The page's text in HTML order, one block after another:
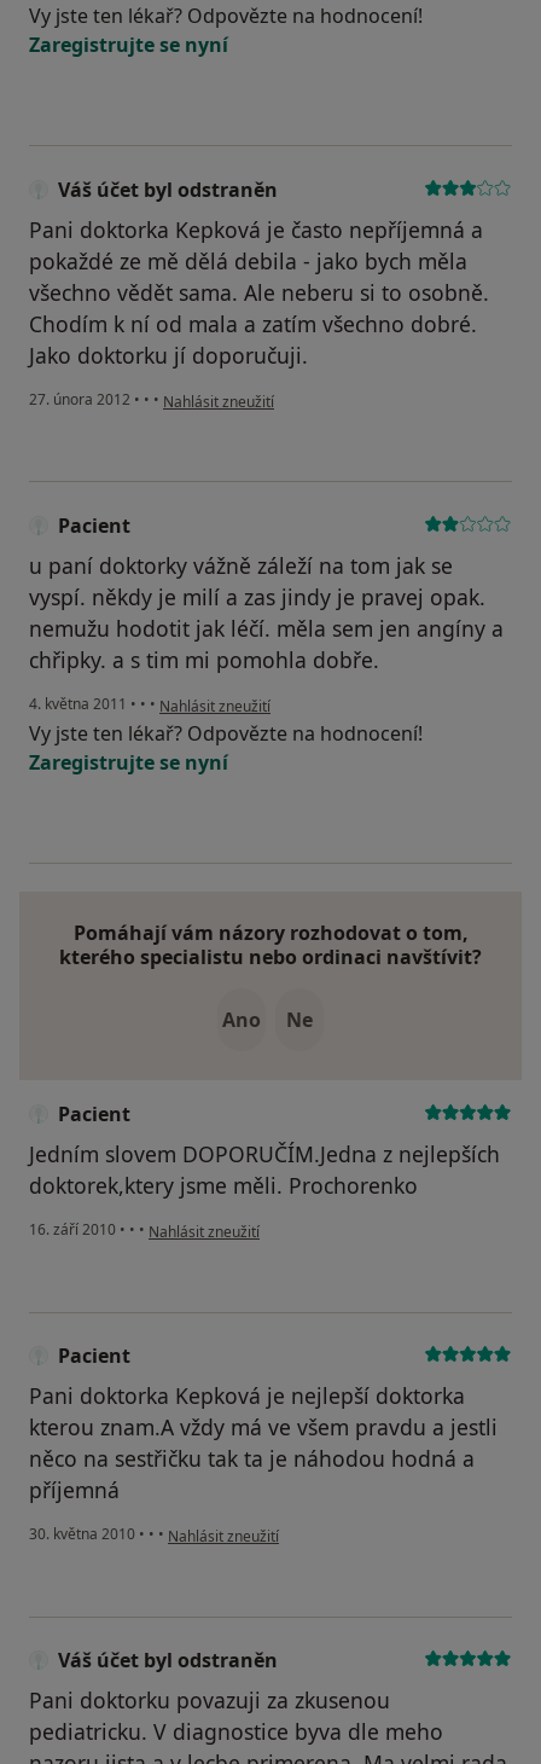
Vy jste ten lékař? Odpovězte na hodnocení!
Zaregistrujte se nyní
Váš účet byl odstraněn
Pani doktorka Kepková je často nepříjemná a
pokaždé ze mě dělá debila - jako bych měla
všechno vědět sama. Ale neberu si to osobně.
Chodím k ní od mala a zatím všechno dobré.
Jako doktorku jí doporučuji.
27. února 2012 • • • podle názoru uživatele Váš účet byl odstraněn
Nahlásit zneužití
Pacient
u paní doktorky vážně záleží na tom jak se
vyspí. někdy je milí a zas jindy je pravej opak.
nemužu hodotit jak léčí. měla sem jen angíny a
chřipky. a s tim mi pomohla dobře.
4. května 2011 • • • podle názoru uživatele Pacient
Nahlásit zneužití
Vy jste ten lékař? Odpovězte na hodnocení!
Zaregistrujte se nyní
Pomáhají vám názory rozhodovat o tom,
kterého specialistu nebo ordinaci navštívit?
Ano Ne
Pacient
Jedním slovem DOPORUČÍM.Jedna z nejlepších
doktorek,ktery jsme měli. Prochorenko
16. září 2010 • • • podle názoru uživatele Pacient
Nahlásit zneužití
Pacient
Pani doktorka Kepková je nejlepší doktorka
kterou znam.A vždy má ve všem pravdu a jestli
něco na sestřičku tak ta je náhodou hodná a
příjemná
30. května 2010 • • • podle názoru uživatele Pacient
Nahlásit zneužití
Váš účet byl odstraněn
Pani doktorku povazuji za zkusenou
pediatricku. V diagnostice byva dle meho